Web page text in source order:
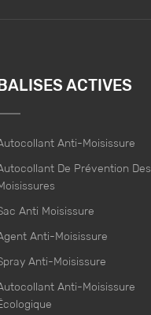
ACTIVES
Anti-Moisissure
De Prévention Des
Anti Moisissure
Anti-Moisissure
Anti-Moisissure
Anti-Moisissure